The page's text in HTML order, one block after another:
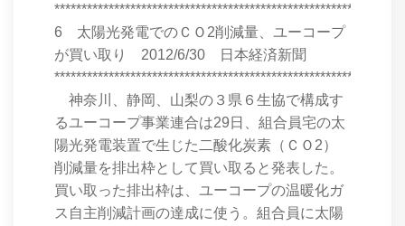
6 太陽光発電でのＣＯ2削減量、ユーコープ
が買い取り 2012/6/30 日本経済新聞
神奈川、静岡、山梨の３県６生協で構成す
るユーコープ事業連合は29日、組合員宅の太
陽光発電装置で生じた二酸化炭素（ＣＯ2）
削減量を排出枠として買い取ると発表した。
買い取った排出枠は、ユーコープの温暖化ガ
ス自主削減計画の達成に使う。組合員に太陽